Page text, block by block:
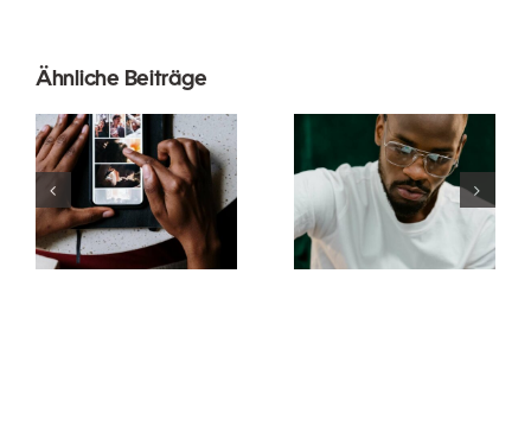
Ähnliche Beiträge
Die besten
Apps zur
Animation
von Fotos
für
ansprechende
Die 17
besten
Tipps zur
Verbesserung
des
Verständnisses